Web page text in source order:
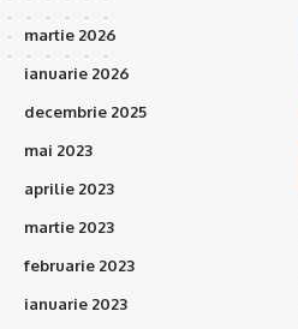
martie 2026
ianuarie 2026
decembrie 2025
mai 2023
aprilie 2023
martie 2023
februarie 2023
ianuarie 2023